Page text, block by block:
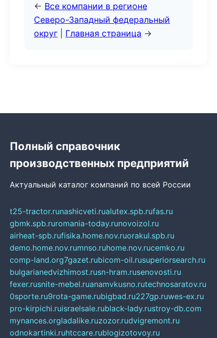
← Все компании в регионе
Северо-Западный федеральный
округ
Главная страница →
Полный справочник
производственных предприятий
Актуальный каталог компаний по всей России
t25-tractor.runashicveti.rualutex.spb.rufas.ru
gbmk.spb.ruromania-today.runovoizol.ru
airheat-spb.rufisika.home.nov.ruorakul.spb.ru
demo.home.nov.rumnso.ruhome.nov.rucemko.ru
comp-land.org7gazet.rubicom-oil.rusuperiorsearch.ru
bulgarianedvizhimost.rusn-hram.rusenovosti.ru
fexer.rusnite-mebel.ruanamvkusno.rutechnosaratov.ru
0sporte.ru9rota-game.rubigbad.ru227gp.ruwes-ex.ru
pro-kirpichi.ruisraelsale.rublack-lady.rustroy-db.com
mynances.orgladalike.ruzozor.rudvigremont.ru
odnokartinki.ruhtccare.rublogizotovoy.ru